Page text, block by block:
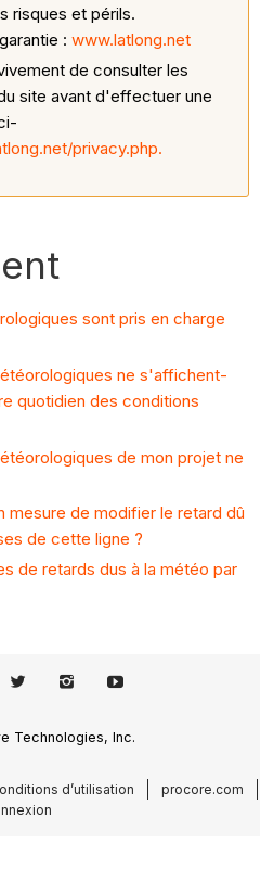
risques et périls.
:www.latlong.net
de consulter les
site avant d'effectuer une
privacy.php.
sont pris en charge
ne s'affichent-
quotidien des conditions
de mon projet ne
mesure de modifier le retard dû
de cette ligne ?
de retards dus à la météo par
Technologies, Inc.
d’utilisation
procore.com